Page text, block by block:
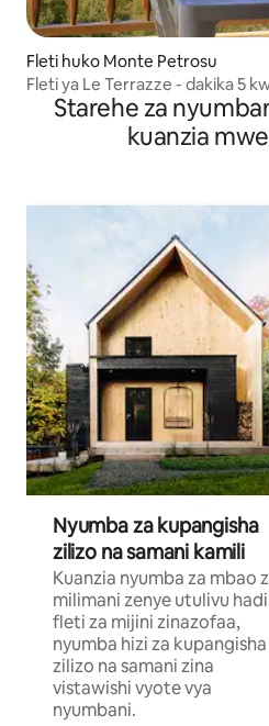
Fleti huko Monte Petrosu
Fleti ya Le Terrazze - dakika 5
Starehe za
kuanzia
Nyumba za kupangisha
zilizo na samani kamili
Kuanzia nyumba za mbao
milimani zenye utulivu hadi
fleti za mijini zinazofaa,
nyumba hizi za kupangisha
zilizo na samani zina
vistawishi vyote vya
nyumbani.